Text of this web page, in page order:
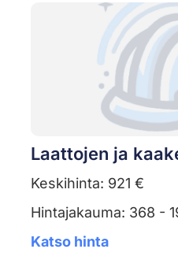
Laattojen ja
Keskihinta: 921 €
Hintajakauma: 368 -
Katso hinta